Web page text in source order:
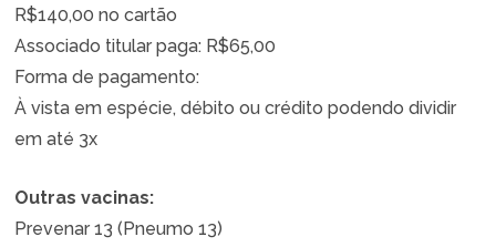
R$140,00 no cartão
Associado titular paga: R$65,00
Forma de pagamento:
À vista em espécie, débito ou crédito podendo dividir
em até 3x
Outras vacinas:
Prevenar 13 (Pneumo 13)